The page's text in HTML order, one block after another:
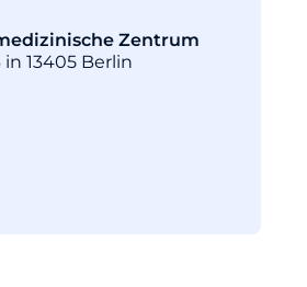
Zentrum
13405 Berlin